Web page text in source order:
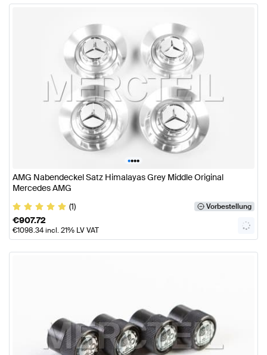
••••
AMG Nabendeckel Satz Himalayas Grey Middle Original
Mercedes AMG
(1)
Vorbestellung
€907.72
€1098.34incl. 21% LV VAT